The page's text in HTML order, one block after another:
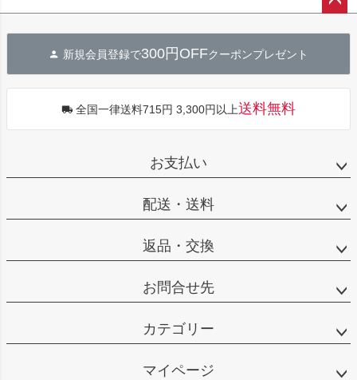
へ
新規会員登録で300円OFFクーポンプレゼント
全国一律送料715円 3,300円以上送料無料
お支払い
配送・送料
返品・交換
お問合せ先
カテゴリー
マイページ